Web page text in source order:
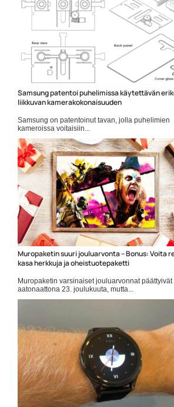
Samsung patentoi puhelimissa käytettävän
liikkuvan kamerakokonaisuuden
Samsung on patentoinut tavan, jolla puhelimien
kameroissa voitaisiin...
Mobiiliuutiset
Muropaketin suuri jouluarvonta – Bonus: Voita
kasa herkkuja ja oheistuotepaketti
Muropaketin varsinaiset jouluarvonnat päättyivät
aatonaattona 23. joulukuuta, mutta...
Elokuvauutiset